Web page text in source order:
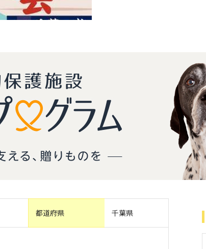
都道府県 千葉県